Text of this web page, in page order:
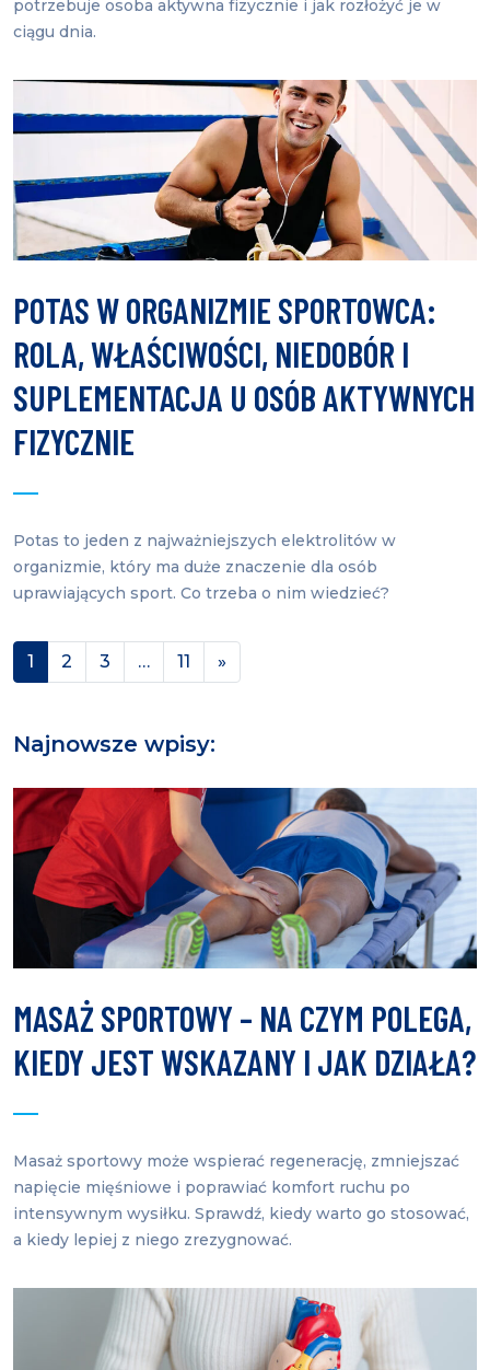
potrzebuje osoba aktywna fizycznie i jak rozłożyć je w
ciągu dnia.
POTAS W ORGANIZMIE SPORTOWCA:
ROLA, WŁAŚCIWOŚCI, NIEDOBÓR I
SUPLEMENTACJA U OSÓB AKTYWNYCH
FIZYCZNIE
Potas to jeden z najważniejszych elektrolitów w
organizmie, który ma duże znaczenie dla osób
uprawiających sport. Co trzeba o nim wiedzieć?
Nawigacja po wpisach
1 2 3 … 11 »
Najnowsze wpisy:
MASAŻ SPORTOWY – NA CZYM POLEGA,
KIEDY JEST WSKAZANY I JAK DZIAŁA?
Masaż sportowy może wspierać regenerację, zmniejszać
napięcie mięśniowe i poprawiać komfort ruchu po
intensywnym wysiłku. Sprawdź, kiedy warto go stosować,
a kiedy lepiej z niego zrezygnować.